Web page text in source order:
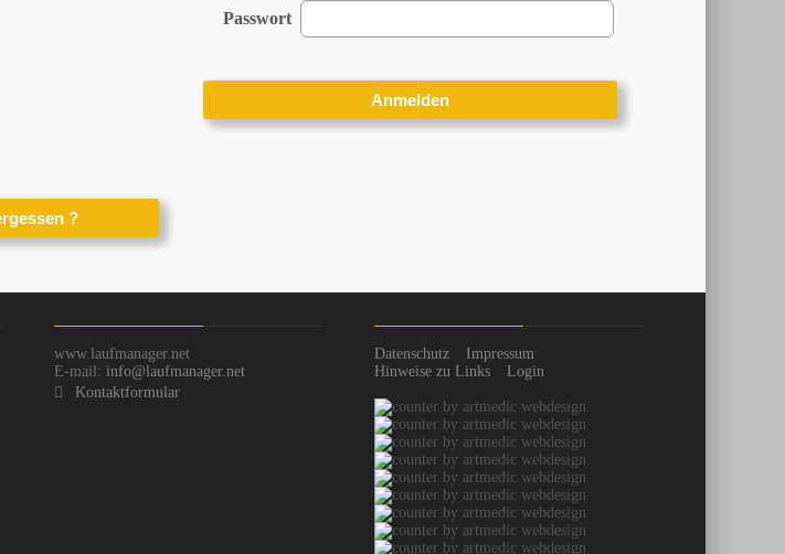
Passwort
www.laufmanager.net
E-mail: info@laufmanager.net
Kontaktformular
Datenschutz
Impressum
Hinweise zu Links
Login